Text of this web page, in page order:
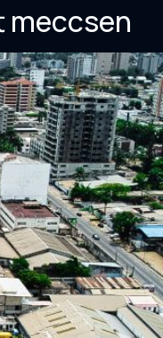
meccsen